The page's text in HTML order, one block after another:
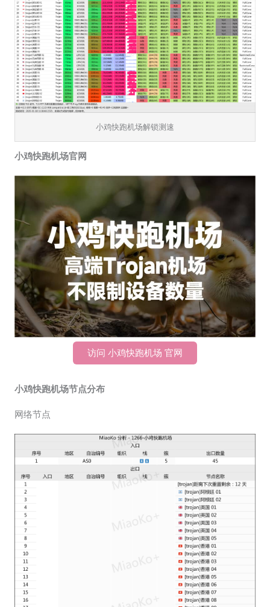
小鸡快跑机场解锁测速
小鸡快跑机场官网
访问 小鸡快跑机场 官网
小鸡快跑机场节点分布
网络节点